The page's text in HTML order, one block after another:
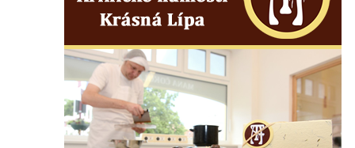
Bývalá kaple svatých Jana a Pavla v
Kaple svatého Jana Nepomuckého v Lišnici
Hřbitovní kaple v Chotyni
Kaple Čtrnácti svatých pomocníků v
Grabštejně